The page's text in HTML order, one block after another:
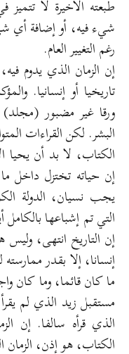
طبعته الأخيرة لا
شيء فيه، أو إضافة أي
رغم التغيير العام.
إن الزمان الذي يدوم
تاريخيا أو إنسانيا.
ورقا غير مضبور
البشر. لكن القراءات
الكتاب، لا بد أن يحيا
إن حياته تختزل داخل
يجب نسيان، الدولة
التي تم إشباعها
إن التاريخ انتهى،
إنسانا، إلا بقدر
ما كان قائما، وما كان
مستقبل زيد الذي لم
الذي قرأه سالفا. إن
الكتاب، هو إذن،